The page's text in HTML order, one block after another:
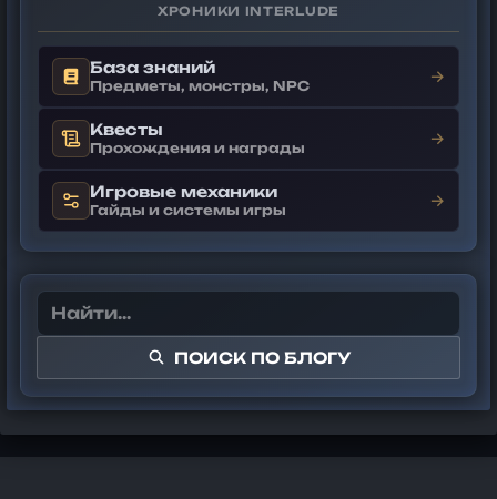
ХРОНИКИ INTERLUDE
База знаний
Предметы, монстры, NPC →
Квесты
Прохождения и награды →
Игровые механики
Гайды и системы игры →
ПОИСК ПО БЛОГУ